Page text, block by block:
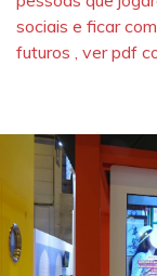
sociais e ficar
futuros , ver pdf